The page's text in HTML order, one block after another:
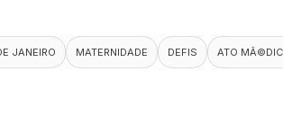
JANEIRO MATERNIDADE DEFIS ATO